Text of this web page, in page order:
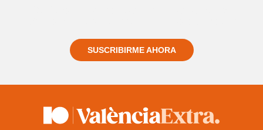
SUSCRIBIRME AHORA